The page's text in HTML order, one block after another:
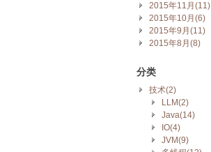
2015年11月(11)
2015年10月(6)
2015年9月(11)
2015年8月(8)
分类
技术(2)
LLM(2)
Java(14)
IO(4)
JVM(9)